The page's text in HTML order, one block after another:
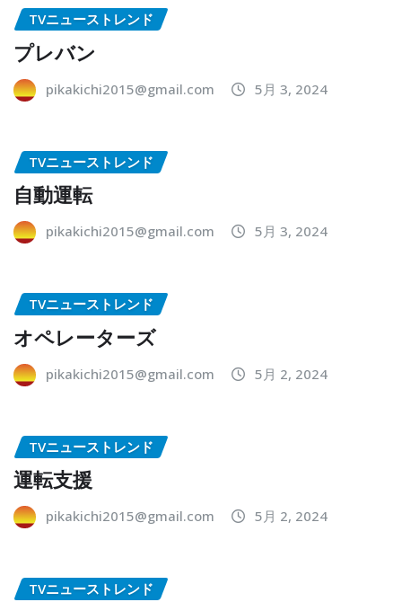
TVニューストレンド
プレバン
pikakichi2015@gmail.com 5月 3, 2024
TVニューストレンド
自動運転
pikakichi2015@gmail.com 5月 3, 2024
TVニューストレンド
オペレーターズ
pikakichi2015@gmail.com 5月 2, 2024
TVニューストレンド
運転支援
pikakichi2015@gmail.com 5月 2, 2024
TVニューストレンド